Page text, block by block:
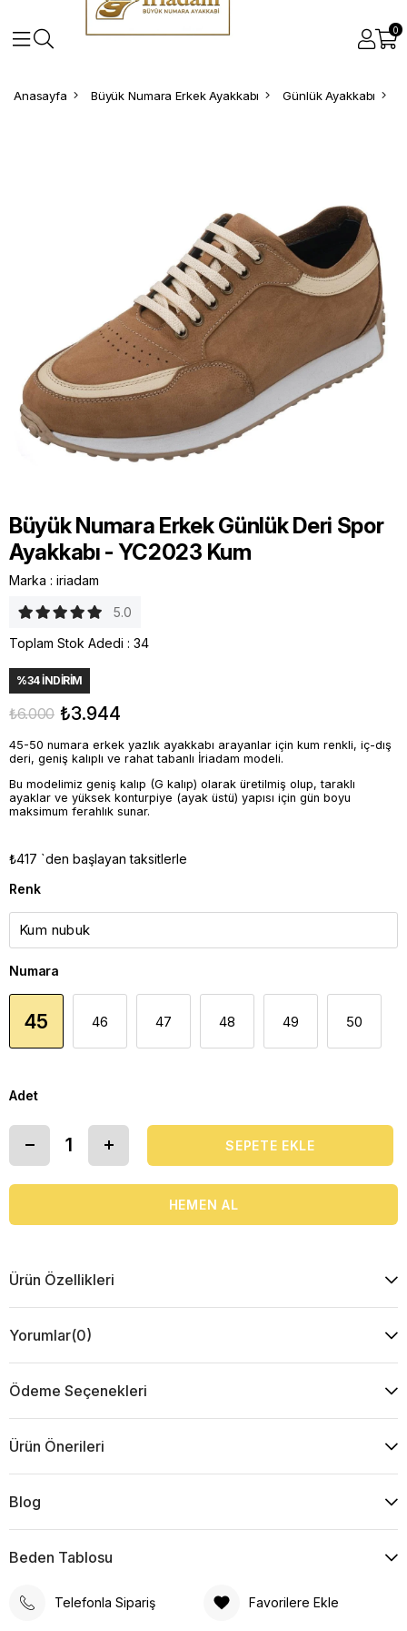
0
Anasayfa Büyük Numara Erkek Ayakkabı Günlük Ayakkabı
Büyük Numara Erkek Günlük Deri Spor
Ayakkabı - YC2023 Kum
Marka : iriadam
5.0
Toplam Stok Adedi : 34
%34İNDIRIM
₺6.000 ₺3.944
45-50 numara erkek yazlık ayakkabı arayanlar için kum renkli, iç-dış
deri, geniş kalıplı ve rahat tabanlı İriadam modeli.
Bu modelimiz geniş kalıp (G kalıp) olarak üretilmiş olup, taraklı
ayaklar ve yüksek konturpiye (ayak üstü) yapısı için gün boyu
maksimum ferahlık sunar.
₺417 `den başlayan taksitlerle
Renk
Numara
45 46 47 48 49 50
Adet
Ürün Özellikleri
Yorumlar(0)
Ödeme Seçenekleri
Ürün Önerileri
Blog
Beden Tablosu
Telefonla Sipariş Favorilere Ekle